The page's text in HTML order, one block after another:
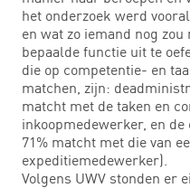
het onderzoek werd
en wat zo iemand nog
bepaalde functie uit te
die op competentie- en
matchen, zijn:
matcht met de taken en
inkoopmedewerker, en
71% matcht met die van
expeditiemedewerker).
Volgens UWV stonden er